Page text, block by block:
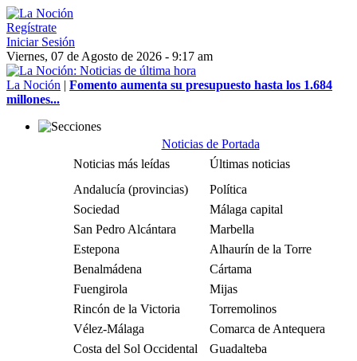
Regístrate
Iniciar Sesión
Viernes, 07 de Agosto de 2026 - 9:17 am
La Noción | Fomento aumenta su presupuesto hasta los 1.684
millones...
Noticias de Portada
Noticias más leídas
Últimas noticias
Andalucía (provincias)
Política
Sociedad
Málaga capital
San Pedro Alcántara
Marbella
Estepona
Alhaurín de la Torre
Benalmádena
Cártama
Fuengirola
Mijas
Rincón de la Victoria
Torremolinos
Vélez-Málaga
Comarca de Antequera
Costa del Sol Occidental
Guadalteba